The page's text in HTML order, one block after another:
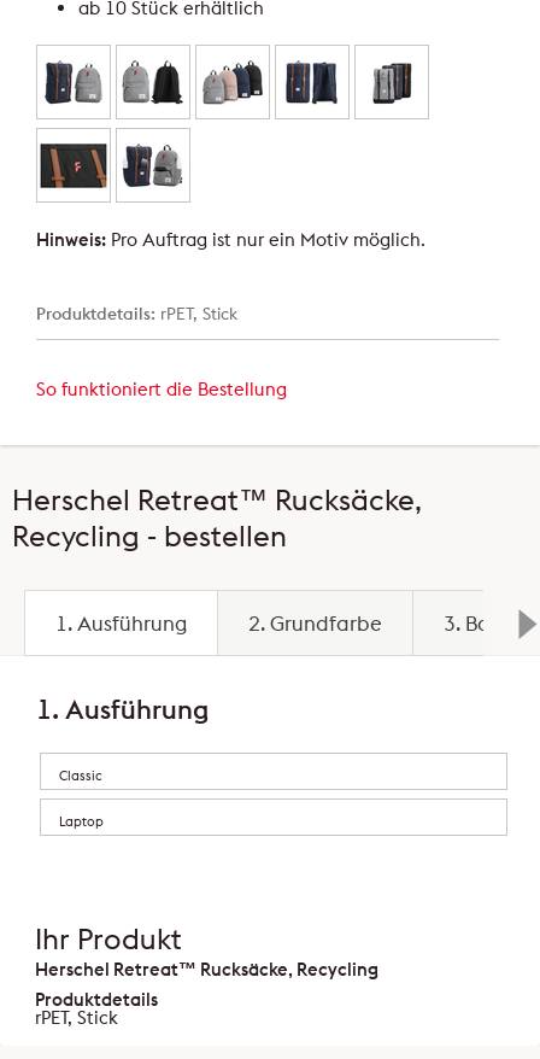
ab 10 Stück erhältlich
Hinweis: Pro Auftrag ist nur ein Motiv möglich.
Produktdetails: rPET, Stick
So funktioniert die Bestellung
Herschel Retreat™ Rucksäcke,
Recycling - bestellen
1. Ausführung 2. Grundfarbe 3.
1. Ausführung
Classic
Laptop
Ihr Produkt
Herschel Retreat™ Rucksäcke, Recycling
Produktdetails
rPET, Stick